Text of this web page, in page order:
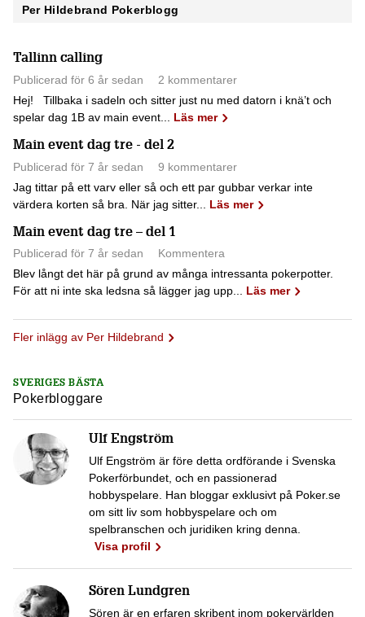
Per Hildebrand Pokerblogg
Tallinn calling
Publicerad för 6 år sedan
2 kommentarer
Hej! Tillbaka i sadeln och sitter just nu med datorn i knä’t och
spelar dag 1B av main event... Läs mer
Main event dag tre - del 2
Publicerad för 7 år sedan
9 kommentarer
Jag tittar på ett varv eller så och ett par gubbar verkar inte
värdera korten så bra. När jag sitter... Läs mer
Main event dag tre – del 1
Publicerad för 7 år sedan
Kommentera
Blev långt det här på grund av många intressanta pokerpotter.
För att ni inte ska ledsna så lägger jag upp... Läs mer
Fler inlägg av Per Hildebrand
SVERIGES BÄSTA
Pokerbloggare
Ulf Engström
Ulf Engström är före detta ordförande i Svenska
Pokerförbundet, och en passionerad
hobbyspelare. Han bloggar exklusivt på Poker.se
om sitt liv som hobbyspelare och om
spelbranschen och juridiken kring denna.
Visa profil
Sören Lundgren
Sören är en erfaren skribent inom pokervärlden